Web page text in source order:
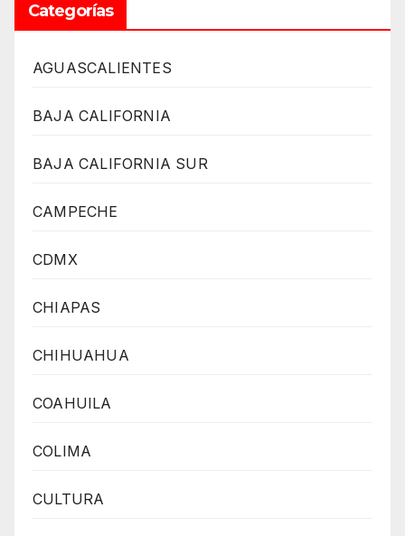
Categorías
AGUASCALIENTES
BAJA CALIFORNIA
BAJA CALIFORNIA SUR
CAMPECHE
CDMX
CHIAPAS
CHIHUAHUA
COAHUILA
COLIMA
CULTURA